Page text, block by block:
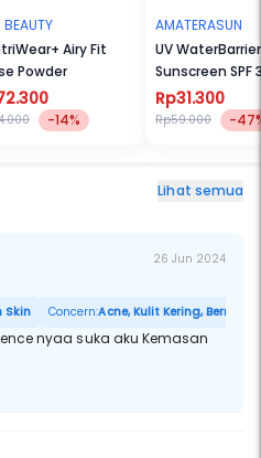
BEAUTY
Airy Fit
Powder
-14%
AMATERASUN
UV WaterBarrier
Sunscreen SPF
PA++++
Rp31.300
Rp59.000 -
Lihat semua
26 Jun 2024
Skin Concern:Acne, Kulit Kering,
nyaa suka aku Kemasan